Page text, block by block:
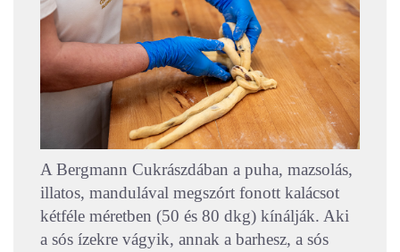
A Bergmann Cukrászdában a puha, mazsolás,
illatos, mandulával megszórt fonott kalácsot
kétféle méretben (50 és 80 dkg) kínálják. Aki
a sós ízekre vágyik, annak a barhesz, a sós